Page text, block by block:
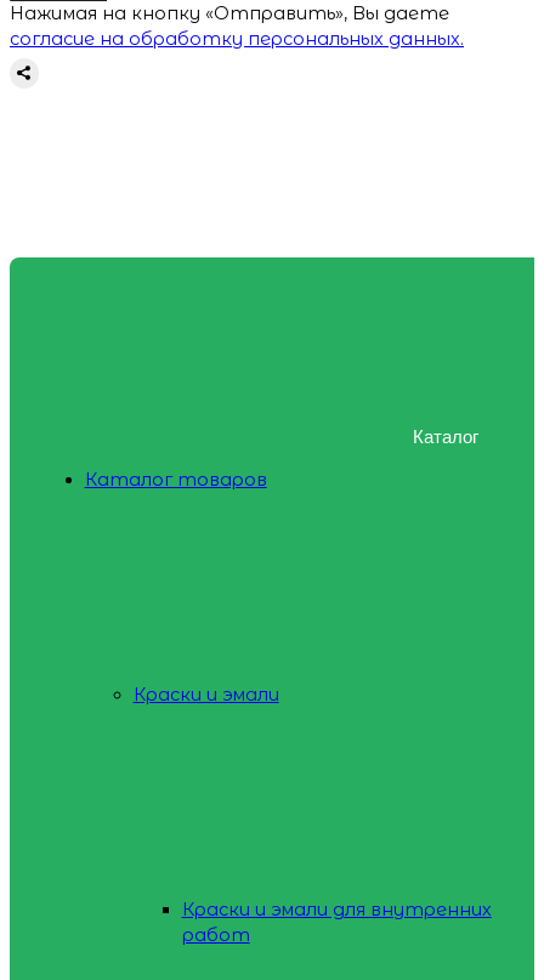
Нажимая на кнопку «Отправить», Вы даете
согласие на обработку персональных данных.
Каталог
Каталог товаров
Краски и эмали
Краски и эмали для внутренних
работ